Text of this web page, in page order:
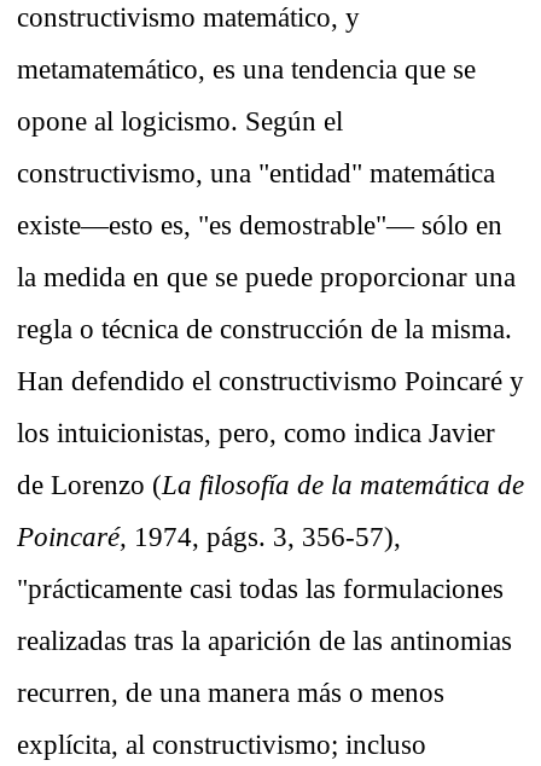
constructivismo matemático, y
metamatemático, es una tendencia que se
opone al logicismo. Según el
constructivismo, una "entidad" matemática
existe—esto es, "es demostrable"— sólo en
la medida en que se puede proporcionar una
regla o técnica de construcción de la misma.
Han defendido el constructivismo Poincaré y
los intuicionistas, pero, como indica Javier
de Lorenzo (La filosofía de la matemática de
Poincaré, 1974, págs. 3, 356-57),
"prácticamente casi todas las formulaciones
realizadas tras la aparición de las antinomias
recurren, de una manera más o menos
explícita, al constructivismo; incluso